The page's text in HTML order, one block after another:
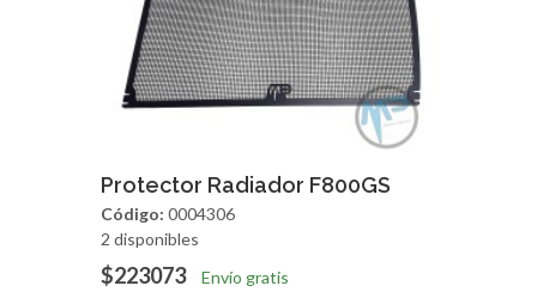
Agregar Vista Rapida
Protector Radiador F800GS
Código: 0004306
2 disponibles
$223073 Envío gratis